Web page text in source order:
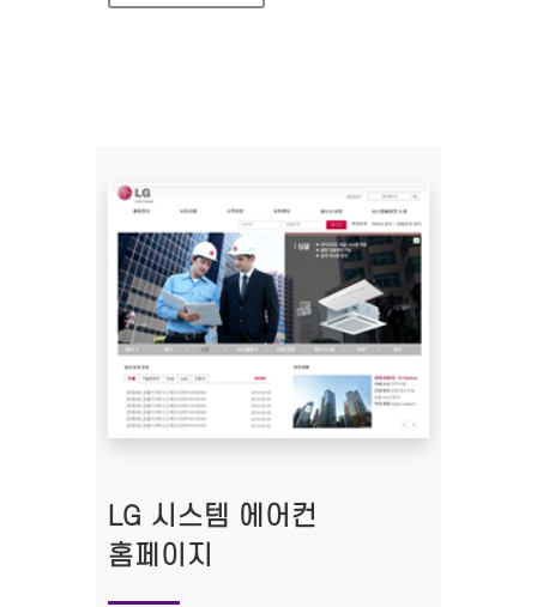
LG 시스템 에어컨
홈페이지